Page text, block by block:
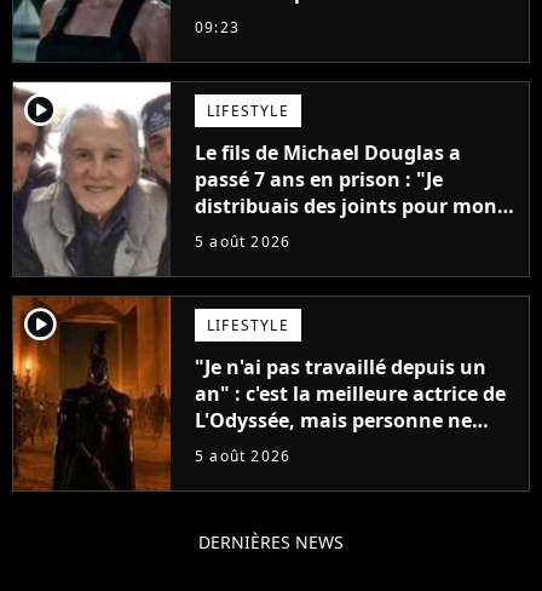
meilleurs des années 2010
09:23
player2 LIFESTYLE
Le fils de Michael Douglas a
passé 7 ans en prison : "Je
distribuais des joints pour mon
père"
5 août 2026
player2 LIFESTYLE
"Je n'ai pas travaillé depuis un
an" : c'est la meilleure actrice de
L'Odyssée, mais personne ne
veut lui donner de rôle au
5 août 2026
DERNIÈRES NEWS